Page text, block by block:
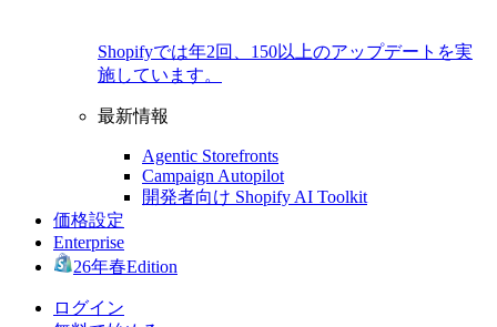
Shopifyでは年2回、150以上のアップデートを実
施しています。
最新情報
Agentic Storefronts
Campaign Autopilot
開発者向け Shopify AI Toolkit
価格設定
Enterprise
26年春Edition
ログイン